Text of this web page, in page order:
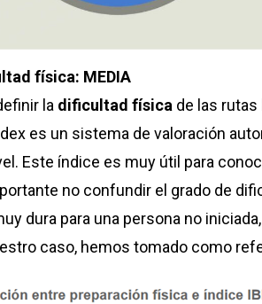
física: MEDIA
la dificultad física de las
es un sistema de valoración
Este índice es muy útil para
no confundir el grado de
dura para una persona no
caso, hemos tomado como